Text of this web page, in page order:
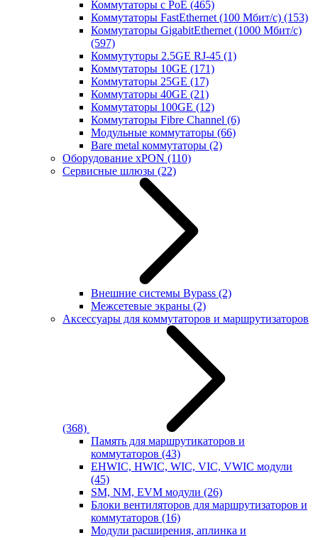
Коммутаторы с PoE (465)
Коммутаторы FastEthernet (100 Мбит/с) (153)
Коммутаторы GigabitEthernet (1000 Мбит/с)
(597)
Коммутуторы 2.5GE RJ-45 (1)
Коммутаторы 10GE (171)
Коммутаторы 25GE (17)
Коммутаторы 40GE (21)
Коммутаторы 100GE (12)
Коммутаторы Fibre Channel (6)
Модульные коммутаторы (66)
Bare metal коммутаторы (2)
Оборудование xPON (110)
Сервисные шлюзы (22)
Внешние системы Bypass (2)
Межсетевые экраны (2)
Аксессуары для коммутаторов и маршрутизаторов
(368)
Память для маршрутикаторов и
коммутаторов (43)
EHWIC, HWIC, WIC, VIC, VWIC модули
(45)
SM, NM, EVM модули (26)
Блоки вентиляторов для маршрутизаторов и
коммутаторов (16)
Модули расширения, аплинка и